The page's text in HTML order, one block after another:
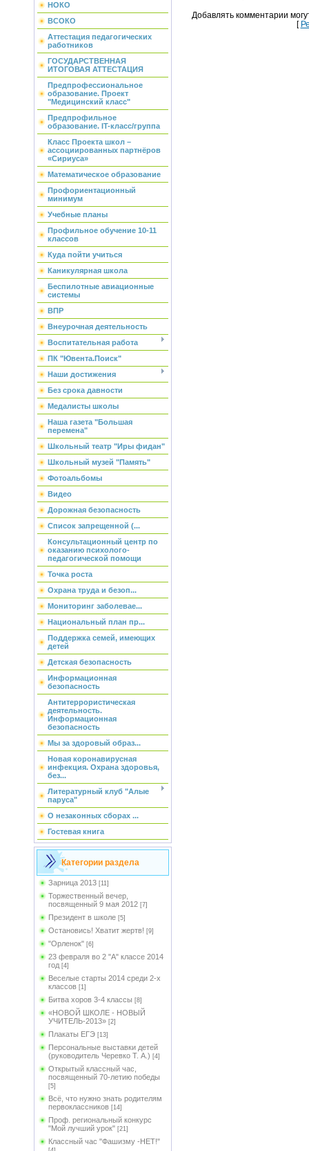
НОКО
ВСОКО
Аттестация педагогических
работников
ГОСУДАРСТВЕННАЯ
ИТОГОВАЯ АТТЕСТАЦИЯ
Предпрофессиональное
образование. Проект
"Медицинский класс"
Предпрофильное
образование. IT-класс/группа
Класс Проекта школ –
ассоциированных партнёров
«Сириуса»
Математическое образование
Профориентационный
минимум
Учебные планы
Профильное обучение 10-11
классов
Куда пойти учиться
Каникулярная школа
Беспилотные авиационные
системы
ВПР
Внеурочная деятельность
Воспитательная работа
ПК "Ювента.Поиск"
Наши достижения
Без срока давности
Медалисты школы
Наша газета "Большая
перемена"
Школьный театр "Иры фидан"
Школьный музей "Память"
Фотоальбомы
Видео
Дорожная безопасность
Список запрещенной (...
Консультационный центр по
оказанию психолого-
педагогической помощи
Точка роста
Охрана труда и безоп...
Мониторинг заболевае...
Национальный план пр...
Поддержка семей, имеющих
детей
Детская безопасность
Информационная
безопасность
Антитеррористическая
деятельность.
Информационная
безопасность
Мы за здоровый образ...
Новая коронавирусная
инфекция. Охрана здоровья,
без...
Литературный клуб "Алые
паруса"
О незаконных сборах ...
Гостевая книга
Категории раздела
Зарница 2013 [11]
Торжественный вечер,
посвященный 9 мая 2012 [7]
Президент в школе [5]
Остановись! Хватит жертв! [9]
"Орленок" [6]
23 февраля во 2 "А" классе 2014
год [4]
Веселые старты 2014 среди 2-х
классов [1]
Битва хоров 3-4 классы [8]
«НОВОЙ ШКОЛЕ - НОВЫЙ
УЧИТЕЛЬ-2013» [2]
Плакаты ЕГЭ [13]
Персональные выставки детей
(руководитель Черевко Т. А.) [4]
Открытый классный час,
посвященный 70-летию победы
[5]
Всё, что нужно знать родителям
первоклассников [14]
Проф. региональный конкурс
"Мой лучший урок" [21]
Классный час "Фашизму -НЕТ!"
Добавлять комментарии
[